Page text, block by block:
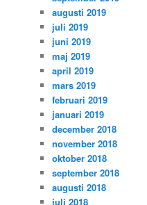
augusti 2019
juli 2019
juni 2019
maj 2019
april 2019
mars 2019
februari 2019
januari 2019
december 2018
november 2018
oktober 2018
september 2018
augusti 2018
juli 2018